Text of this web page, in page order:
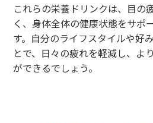
これらの栄養ドリンクは、目の
く、身体全体の健康状態をサポ
す。自分のライフスタイルや好
とで、日々の疲れを軽減し、よ
ができるでしょう。